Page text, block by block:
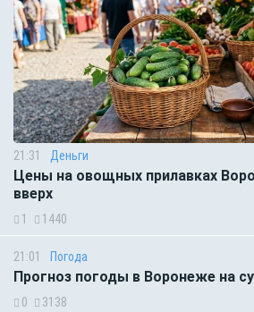
21:31 Деньги
Цены на овощных прилавках
вверх
1 1440
21:01 Погода
Прогноз погоды в Воронеже на
0 3138